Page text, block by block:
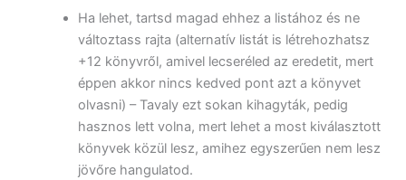
Ha lehet, tartsd magad ehhez a listához és ne
változtass rajta (alternatív listát is létrehozhatsz
+12 könyvről, amivel lecseréled az eredetit, mert
éppen akkor nincs kedved pont azt a könyvet
olvasni) – Tavaly ezt sokan kihagyták, pedig
hasznos lett volna, mert lehet a most kiválasztott
könyvek közül lesz, amihez egyszerűen nem lesz
jövőre hangulatod.